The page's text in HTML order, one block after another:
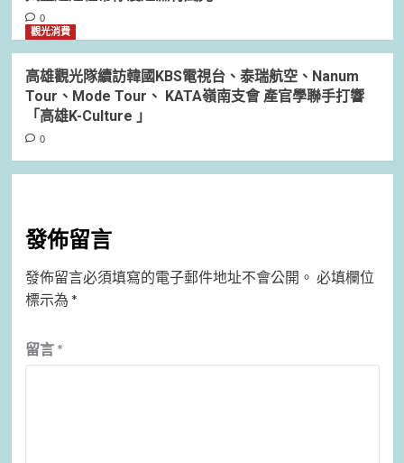
0
觀光消費
高雄觀光隊續訪韓國KBS電視台、泰瑞航空、Nanum
Tour、Mode Tour、 KATA嶺南支會 產官學聯手打響
「高雄K-Culture 」
0
發佈留言
發佈留言必須填寫的電子郵件地址不會公開。 必填欄位
標示為 *
留言 *